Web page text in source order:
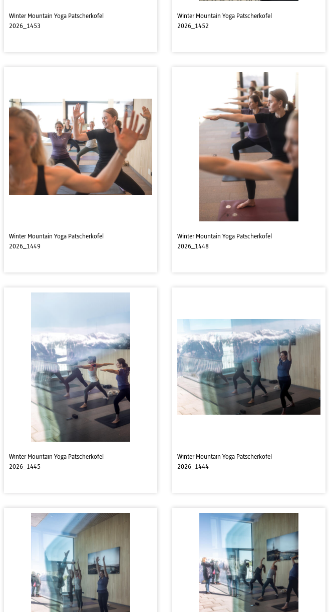
Winter Mountain Yoga Patscherkofel
2026_1453
Winter Mountain Yoga Patscherkofel
2026_1452
Winter Mountain Yoga Patscherkofel
2026_1449
Winter Mountain Yoga Patscherkofel
2026_1448
Winter Mountain Yoga Patscherkofel
2026_1445
Winter Mountain Yoga Patscherkofel
2026_1444